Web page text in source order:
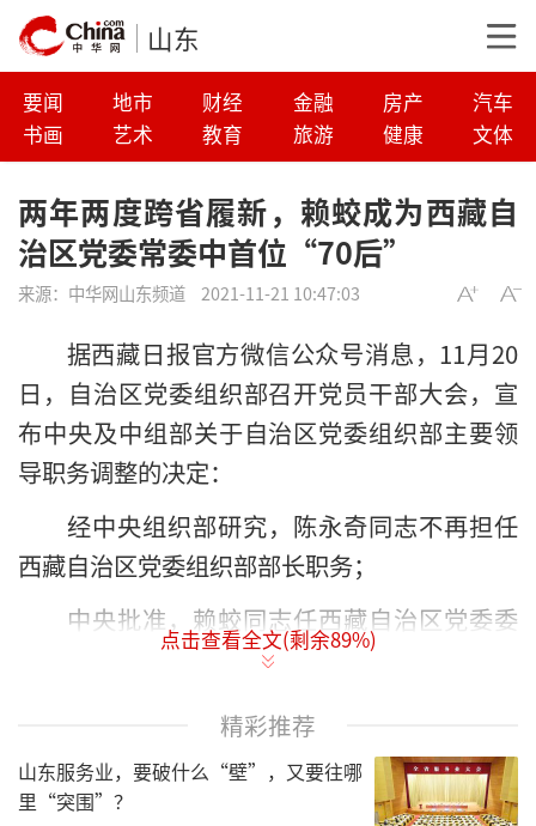
山东
要闻 地市 财经 金融 房产
汽车
书画
艺术 教育 旅游 健康 文体
两年两度跨省履新，赖蛟成为西藏自
治区党委常委中首位“70后”
来源： 中华网山东频道 2021-11-21 10:47:03
据西藏日报官方微信公众号消息，11月20
日，自治区党委组织部召开党员干部大会，宣
布中央及中组部关于自治区党委组织部主要领
导职务调整的决定：
经中央组织部研究，陈永奇同志不再担任
西藏自治区党委组织部部长职务；
中央批准，赖蛟同志任西藏自治区党委委
经中央组织部研究，赖蛟同志任西藏自治
赖蛟出生于1972年4月，重庆人，今年49
点击查看全文(剩余89%)
精彩推荐
山东服务业，要破什么“壁”，又要往哪
里“突围”？